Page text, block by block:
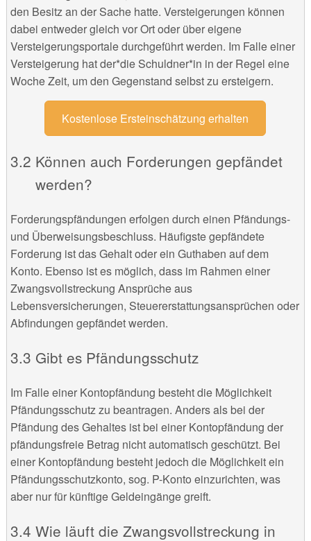
den Besitz an der Sache hatte. Versteigerungen können
dabei entweder gleich vor Ort oder über eigene
Versteigerungsportale durchgeführt werden. Im Falle einer
Versteigerung hat der*die Schuldner*in in der Regel eine
Woche Zeit, um den Gegenstand selbst zu ersteigern.
Kostenlose Ersteinschätzung erhalten
Können auch Forderungen gepfändet
werden?
Forderungspfändungen erfolgen durch einen Pfändungs-
und Überweisungsbeschluss. Häufigste gepfändete
Forderung ist das Gehalt oder ein Guthaben auf dem
Konto. Ebenso ist es möglich, dass im Rahmen einer
Zwangsvollstreckung Ansprüche aus
Lebensversicherungen, Steuererstattungsansprüchen oder
Abfindungen gepfändet werden.
Gibt es Pfändungsschutz
Im Falle einer Kontopfändung besteht die Möglichkeit
Pfändungsschutz zu beantragen. Anders als bei der
Pfändung des Gehaltes ist bei einer Kontopfändung der
pfändungsfreie Betrag nicht automatisch geschützt. Bei
einer Kontopfändung besteht jedoch die Möglichkeit ein
Pfändungsschutzkonto, sog. P-Konto einzurichten, was
aber nur für künftige Geldeingänge greift.
Wie läuft die Zwangsvollstreckung in